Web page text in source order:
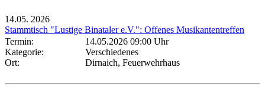
14.05. 2026
Stammtisch "Lustige Binataler e.V.": Offenes Musikantentreffen
Termin:
14.05.2026 09:00 Uhr
Kategorie:
Verschiedenes
Ort:
Dirnaich, Feuerwehrhaus